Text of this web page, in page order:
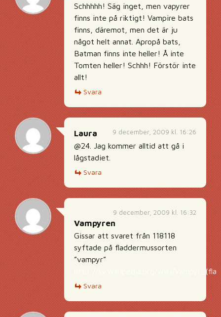
Schhhhh! Säg inget, men vapyrer
finns inte på riktigt! Vampire bats
finns, däremot, men det är ju
något helt annat. Apropå bats,
Batman finns inte heller! Å inte
Tomten heller! Schhh! Förstör inte
allt!
Svara
9 december, 2009 kl. 16:26
Laura
@24. Jag kommer alltid att gå i
lågstadiet.
Svara
9 december, 2009 kl. 16:32
Vampyren
Gissar att svaret från 118118
syftade på fladdermussorten
”vampyr”
http://sv.wikipedia.org/wiki/
Svara